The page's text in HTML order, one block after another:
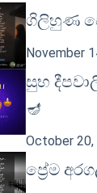
ගිලිහුණ
November
සුභ
🪔
October 20,
ප්‍රේම